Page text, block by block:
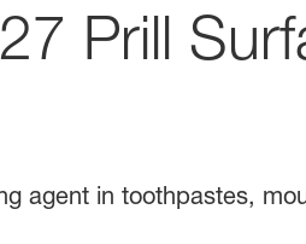
Prill
agent in toothpastes,